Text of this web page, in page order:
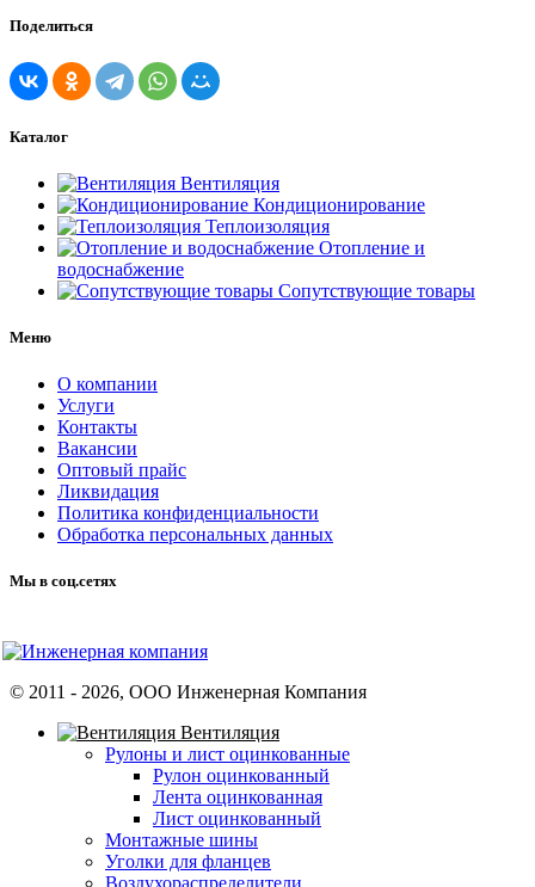
Поделиться
Каталог
Вентиляция
Кондиционирование
Теплоизоляция
Отопление и
водоснабжение
Сопутствующие товары
Меню
О компании
Услуги
Контакты
Вакансии
Оптовый прайс
Ликвидация
Политика конфиденциальности
Обработка персональных данных
Мы в соц.сетях
© 2011 - 2026, ООО Инженерная Компания
Вентиляция
Рулоны и лист оцинкованные
Рулон оцинкованный
Лента оцинкованная
Лист оцинкованный
Монтажные шины
Уголки для фланцев